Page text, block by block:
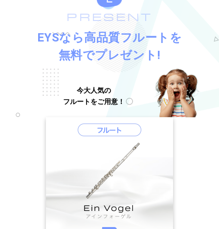
PRESENT
EYSなら高品質フルートを
無料でプレゼント!
今大人気の
フルートをご用意！